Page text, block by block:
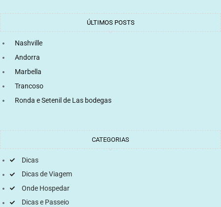
ÚLTIMOS POSTS
Nashville
Andorra
Marbella
Trancoso
Ronda e Setenil de Las bodegas
CATEGORIAS
Dicas
Dicas de Viagem
Onde Hospedar
Dicas e Passeio